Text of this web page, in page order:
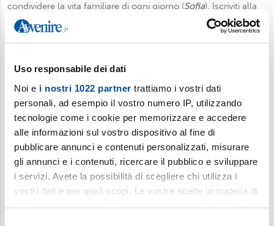
Uso responsabile dei dati
Noi e i nostri 1022 partner trattiamo i vostri dati
personali, ad esempio il vostro numero IP, utilizzando
tecnologie come i cookie per memorizzare e accedere
alle informazioni sul vostro dispositivo al fine di
pubblicare annunci e contenuti personalizzati, misurare
gli annunci e i contenuti, ricercare il pubblico e sviluppare
i servizi. Avete la possibilità di scegliere chi utilizza i
vostri dati e per quali scopi. Le vostre scelte in materia di
privacy sono applicabili solo su questa proprietà digitale
condividere la vita familiare di ogni giorno (Sofia). Iscriviti alla
newsletter per gli insegnanti di religione (e non solo): una
selezione di fatti e storie da discutere in classe (
Ora Libera).
newsletter settimanale di Gutenberg, inserto culturale di
Iscriviti
SOCIAL